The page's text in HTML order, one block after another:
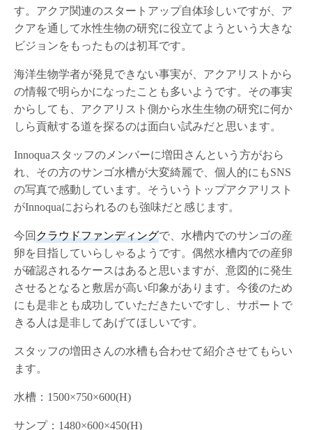
す。アクア関連のスタートアップ自体珍しいですが、ア
クアを通して水性生物の研究に役立てようという大きな
ビジョンをもったものは初耳です。
海洋生物学者が発見できない事実が、アクアリストから
の情報で明らかになったことも多いようです。その事実
からしても、アクアリスト側から水生生物の研究に何か
しら貢献する道を探るのは面白い試みだと思います。
Innoquaスタッフのメンバーに増田さんという方がおら
れ、その方のサンゴ水槽が大変綺麗で、個人的にもSNS
の写真で感動しています。そういうトップアクアリスト
がInnoquaにおられるのも強味だと感じます。
今回クラウドファンディングで、水槽内でのサンゴの産
卵を目指していらしゃるようです。偶然水槽内での産卵
が確認されるケースはあると思いますが、意図的に発生
させるとなると敷居が高い印象があります。今後のため
にも是非とも成功していただきたいですし、サポートで
きる人は是非してあげてほしいです。
スタッフの増田さんの水槽も合わせて紹介させてもらい
ます。
水槽：1500×750×600(H)
サンプ：1480×600×450(H)